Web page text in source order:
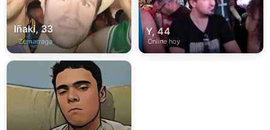
Iñaki, 33
Zumarraga
Y, 44
Online hoy